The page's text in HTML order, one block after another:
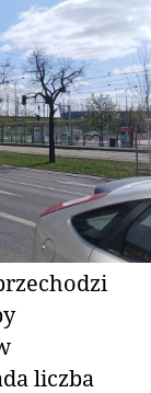
liczba